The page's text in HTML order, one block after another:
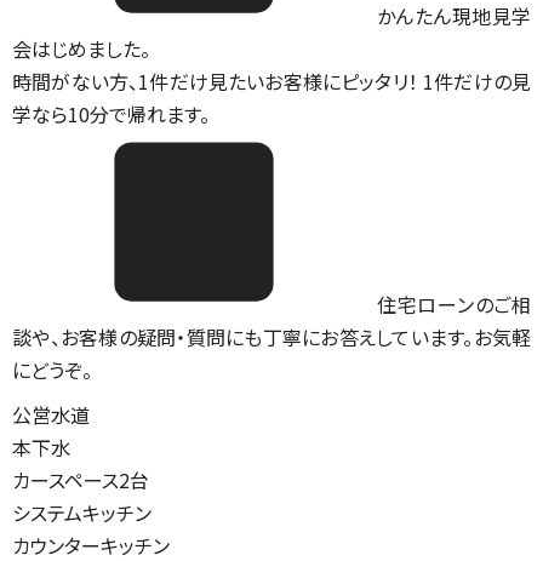
かんたん現地見学
会はじめました。
時間がない方、1件だけ見たいお客様にピッタリ！ 1件だけの見
学なら10分で帰れます。
住宅ローンのご相
談や、お客様の疑問・質問にも丁寧にお答えしています。お気軽
にどうぞ。
公営水道
本下水
カースペース2台
システムキッチン
カウンターキッチン